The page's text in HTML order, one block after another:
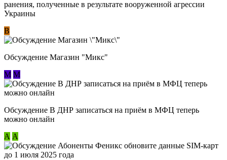
ранения, полученные в результате вооруженной агрессии
Украины
В
Обсуждение Магазин "Микс"
М М
Обсуждение В ДНР записаться на приём в МФЦ теперь
можно онлайн
А А